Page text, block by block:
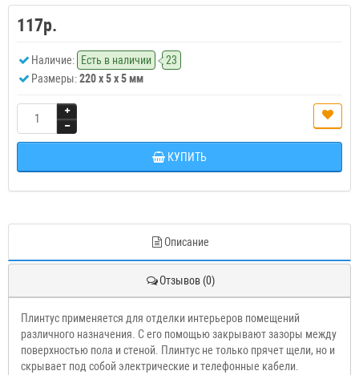
117р.
Наличие: Есть в наличии
23
Размеры:220 x 5 x 5 мм
КУПИТЬ
Описание
Отзывов (0)
Плинтус применяется для отделки интерьеров помещений
различного назначения. С его помощью закрывают зазоры между
поверхностью пола и стеной. Плинтус не только прячет щели, но и
скрывает под собой электрические и телефонные кабели.